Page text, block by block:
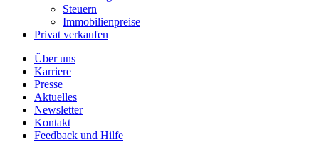
Steuern
Immobilienpreise
Privat verkaufen
Über uns
Karriere
Presse
Aktuelles
Newsletter
Kontakt
Feedback und Hilfe